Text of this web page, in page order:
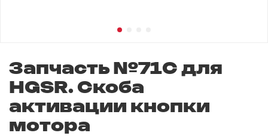
Запчасть №71C для
HGSR. Скоба
активации кнопки
мотора